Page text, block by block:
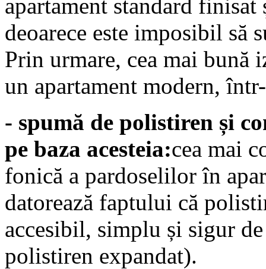
apartament standard
deoarece este imposibil să
Prin urmare, cea mai bună
un apartament modern,
- spumă de polistiren și
pe baza acesteia:cea mai
fonică a pardoselilor în
datorează faptului că
accesibil, simplu și sigur
polistiren expandat).